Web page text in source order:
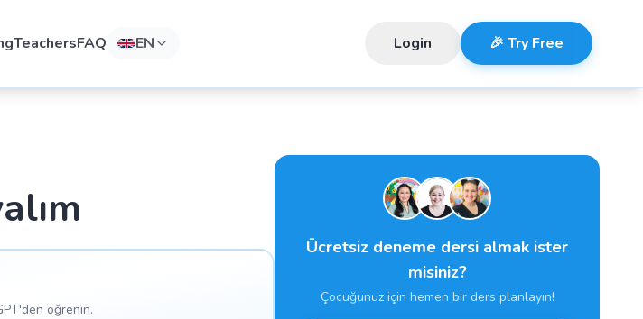
TeachersFAQ EN Login 🎉 Try Free
öğrenin.
Ücretsiz deneme dersi almak ister
misiniz?
Çocuğunuz için hemen bir ders planlayın!